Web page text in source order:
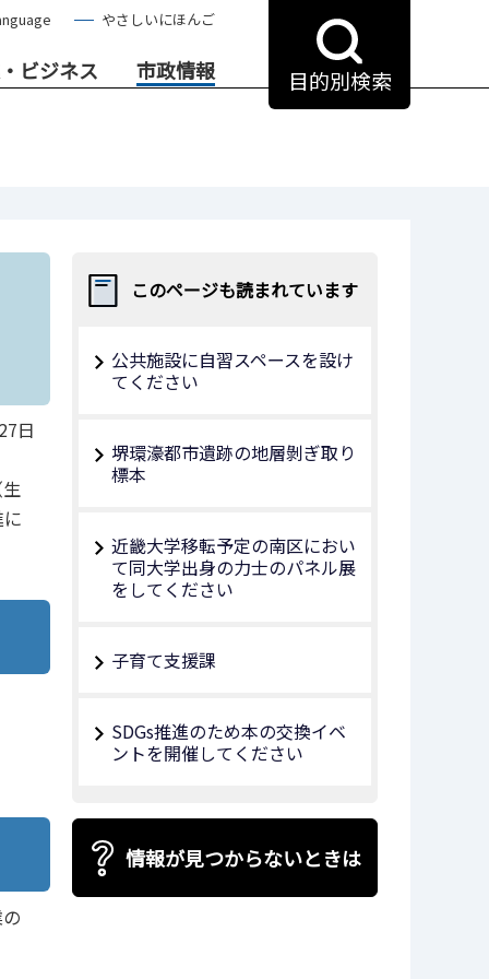
やさしいにほんご
ビジネス 市政情報 目的別検索
日
このページも読まれています
公共施設に自習スペースを設け
てください
堺環濠都市遺跡の地層剝ぎ取り
標本
近畿大学移転予定の南区におい
て同大学出身の力士のパネル展
をしてください
子育て支援課
SDGs推進のため本の交換イベ
ントを開催してください
情報が見つからないときは